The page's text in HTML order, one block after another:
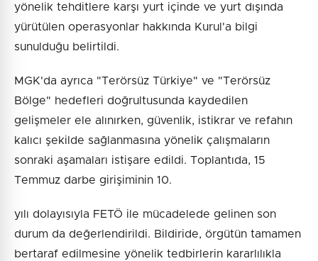
yönelik tehditlere karşı yurt içinde ve yurt dışında
yürütülen operasyonlar hakkında Kurul'a bilgi
sunulduğu belirtildi.
MGK'da ayrıca "Terörsüz Türkiye" ve "Terörsüz
Bölge" hedefleri doğrultusunda kaydedilen
gelişmeler ele alınırken, güvenlik, istikrar ve refahın
kalıcı şekilde sağlanmasına yönelik çalışmaların
sonraki aşamaları istişare edildi. Toplantıda, 15
Temmuz darbe girişiminin 10.
yılı dolayısıyla FETÖ ile mücadelede gelinen son
durum da değerlendirildi. Bildiride, örgütün tamamen
bertaraf edilmesine yönelik tedbirlerin kararlılıkla